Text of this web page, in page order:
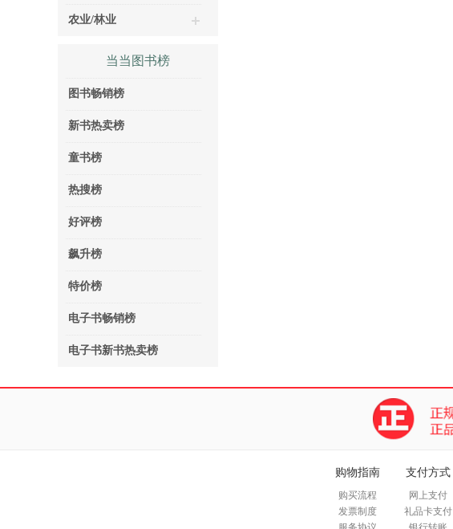
农业/林业
当当图书榜
图书畅销榜
新书热卖榜
童书榜
热搜榜
好评榜
飙升榜
特价榜
电子书畅销榜
电子书新书热卖榜
购物指南
购买流程
发票制度
支付方式
网上支付
礼品卡支付